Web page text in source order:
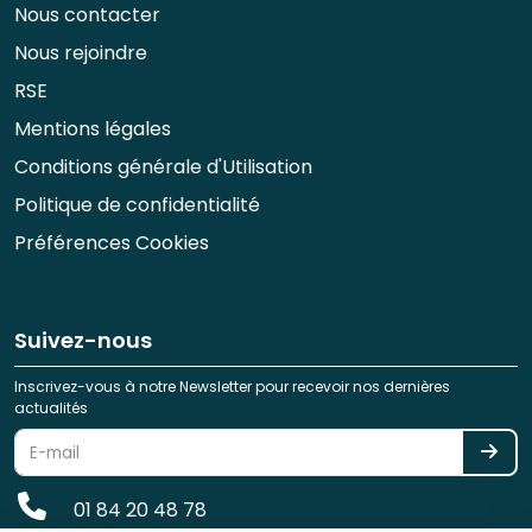
Nous contacter
Nous rejoindre
RSE
Mentions légales
Conditions générale d'Utilisation
Politique de confidentialité
Préférences Cookies
Suivez-nous
Inscrivez-vous à notre Newsletter pour recevoir nos dernières
actualités
01 84 20 48 78